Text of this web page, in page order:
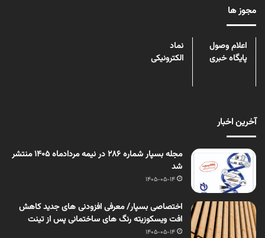
مجوز ها
اعلام وصول
پایگاه خبری
نماد
الکترونیکی
آخرین اخبار
مجله بسپار شماره 286 در نیمه مردادماه 1405 منتشر
شد
1405-05-14
اختصاصی بسپار/ معرفی افزودنی های جدید کاهش
افت ویسکوزیته رنگ های ساختمانی پس از تینت
1405-05-14